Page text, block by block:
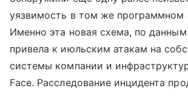
уязвимость в том же программном
Именно эта новая схема, по данным
привела к июльским атакам на
системы компании и
Face. Расследование инцидента